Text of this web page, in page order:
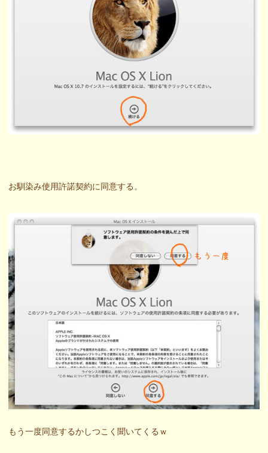
お馴染み使用許諾契約に同意する。
もう一度同意するかしつこく聞いてくるｗ